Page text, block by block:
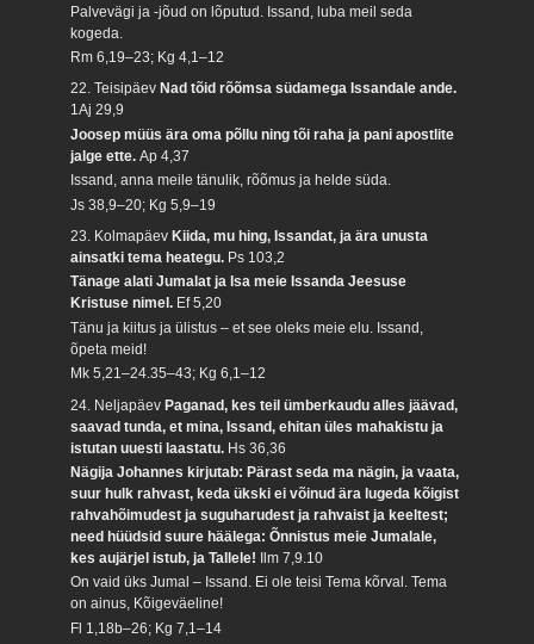
Palvevägi ja -jõud on lõputud. Issand, luba meil seda
kogeda.
Rm 6,19–23; Kg 4,1–12
22. Teisipäev Nad tõid rõõmsa südamega Issandale ande.
1Aj 29,9
Joosep müüs ära oma põllu ning tõi raha ja pani apostlite
jalge ette.Ap 4,37
Issand, anna meile tänulik, rõõmus ja helde süda.
Js 38,9–20; Kg 5,9–19
23. Kolmapäev Kiida, mu hing, Issandat, ja ära unusta
ainsatki tema heategu. Ps 103,2
Tänage alati Jumalat ja Isa meie Issanda Jeesuse
Kristuse nimel. Ef 5,20
Tänu ja kiitus ja ülistus – et see oleks meie elu. Issand,
õpeta meid!
Mk 5,21–24.35–43; Kg 6,1–12
24. NeljapäevPaganad, kes teil ümberkaudu alles jäävad,
saavad tunda, et mina, Issand, ehitan üles mahakistu ja
istutan uuesti laastatu. Hs 36,36
Nägija Johannes kirjutab: Pärast seda ma nägin, ja vaata,
suur hulk rahvast, keda ükski ei võinud ära lugeda kõigist
rahvahõimudest ja suguharudest ja rahvaist ja keeltest;
need hüüdsid suure häälega: Õnnistus meie Jumalale,
kes aujärjel istub, ja Tallele!
Ilm 7,9.10
On vaid üks Jumal – Issand. Ei ole teisi Tema kõrval. Tema
on ainus, Kõigeväeline!
Fl 1,18b–26; Kg 7,1–14